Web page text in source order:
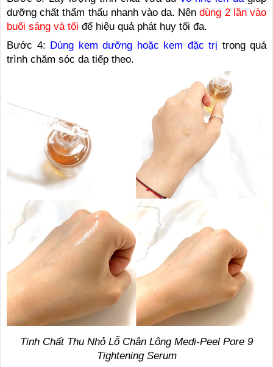
dưỡng chất thẩm thấu nhanh vào da. Nêndùng 2 lần vào
buổi sáng và tối để hiệu quả phát huy tối đa.
Bước 4: Dùng kem dưỡng hoặc kem đặc trị trong quá
trình chăm sóc da tiếp theo.
Tinh Chất Thu Nhỏ Lỗ Chân Lông Medi-Peel Pore 9
Tightening Serum